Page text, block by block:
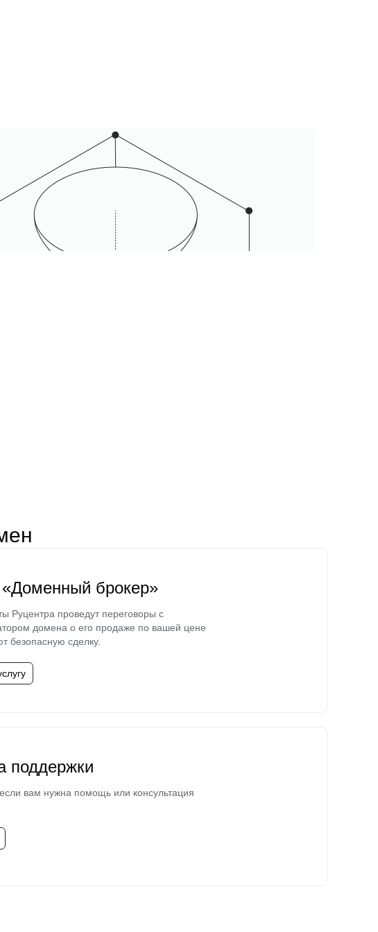
«Доменный брокер»
Руцентра проведут переговоры с
домена о его продаже по вашей цене
безопасную сделку.
поддержки
вам нужна помощь или консультация